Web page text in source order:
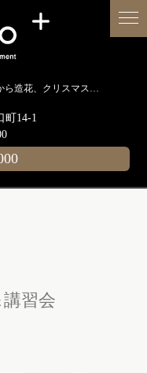
deco+（デコプラス）はプリザーブドフラワーから造花、クリスマス装飾、イルミネーションに至るまで扱う広島のディスプレイ専門ショップです。
町14-1
習会